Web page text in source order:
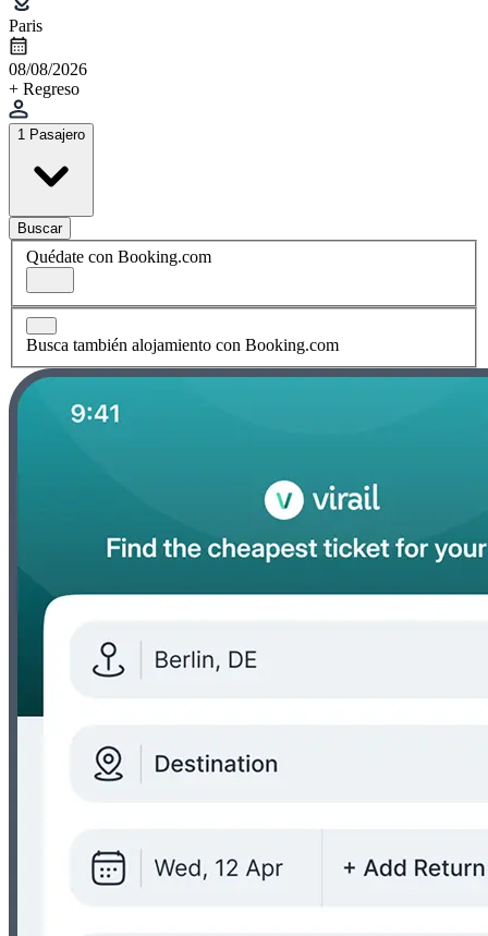
Paris
08/08/2026
+ Regreso
1 Pasajero
Buscar
Quédate con Booking.com
Busca también alojamiento con Booking.com